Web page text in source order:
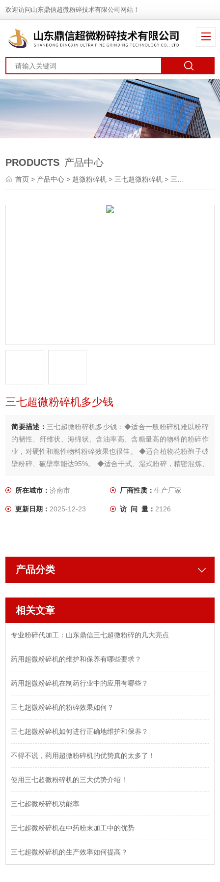
欢迎访问山东鼎信超微粉碎技术有限公司网站！
PRODUCTS 产品中心
首页> 产品中心 > 超微粉碎机 >三七超微粉碎机 > 三七超微粉碎机多少钱
三七超微粉碎机多少钱
简要描述： 三七超微粉碎机多少钱：◆适合一般粉碎机难以粉碎
的韧性、纤维状、海绵状、含油率高、含糖量高的物料的粉碎作
业，对硬性和脆性物料粉碎效果也很佳。 ◆适合植物花粉孢子破
壁粉碎、破壁率能达95%。 ◆适合干式、湿式粉碎，精密混炼、
所在城市：济南市 厂商性质： 生产厂家
更新日期：2025-12-23 访 问 量： 2126
产品分类
相关文章
专业粉碎代加工：山东鼎信三七超微粉碎的几大亮点
药用超微粉碎机的维护和保养有哪些要求？
药用超微粉碎机在制药行业中的应用有哪些？
三七超微粉碎机的粉碎效果如何？
三七超微粉碎机如何进行正确地维护和保养？
不得不说，药用超微粉碎机的优势真的太多了！
使用三七超微粉碎机的三大优势介绍！
三七超微粉碎机功能率
三七超微粉碎机在中药粉末加工中的优势
三七超微粉碎机的生产效率如何提高？